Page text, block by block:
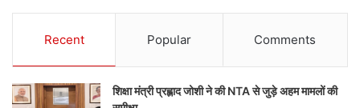
Recent Popular Comments
शिक्षा मंत्री प्रह्लाद जोशी ने की NTA से जुड़े अहम मामलों की